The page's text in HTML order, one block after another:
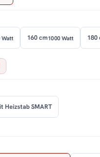
Watt 160 cm1000 Watt 180
Heizstab SMART